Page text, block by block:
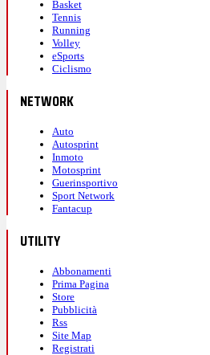
Basket
Tennis
Running
Volley
eSports
Ciclismo
NETWORK
Auto
Autosprint
Inmoto
Motosprint
Guerinsportivo
Sport Network
Fantacup
UTILITY
Abbonamenti
Prima Pagina
Store
Pubblicità
Rss
Site Map
Registrati